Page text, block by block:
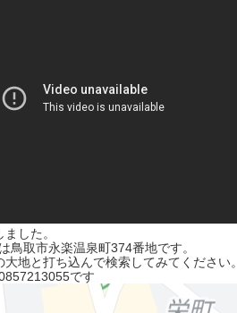
した。
鳥取市永楽温泉町374番地です。
地と打ち込んで検索してみてください。
です